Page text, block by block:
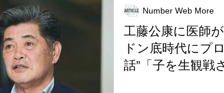
Number Web More
工藤公康に医師
ドン底時代にプ
話”「子を生観戦